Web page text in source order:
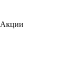
Акции